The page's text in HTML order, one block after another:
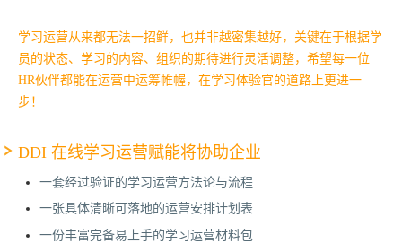
学习运营从来都无法一招鲜，也并非越密集越好，关键在于根据学
员的状态、学习的内容、组织的期待进行灵活调整，希望每一位
HR伙伴都能在运营中运筹帷幄，在学习体验官的道路上更进一
步！
DDI 在线学习运营赋能将协助企业
一套经过验证的学习运营方法论与流程
一张具体清晰可落地的运营安排计划表
一份丰富完备易上手的学习运营材料包